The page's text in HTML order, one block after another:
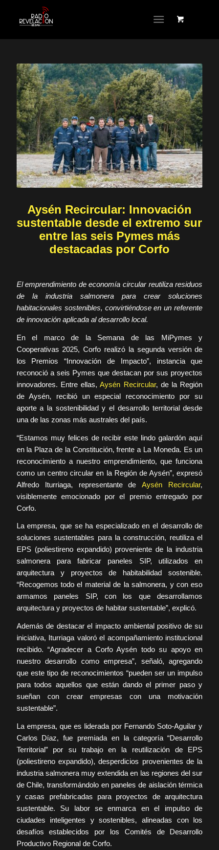
Aysén Recircular: Innovación
sustentable desde el extremo sur
entre las seis Pymes más
destacadas por Corfo
El emprendimiento de economía circular reutiliza residuos
de la industria salmonera para crear soluciones
habitacionales sostenibles, convirtiéndose en un referente
de innovación aplicada al desarrollo local.
En el marco de la Semana de las MiPymes y
Cooperativas 2025, Corfo realizó la segunda versión de
los Premios “Innovación de Impacto”, instancia que
reconoció a seis Pymes que destacan por sus proyectos
innovadores. Entre ellas,Aysén Recircular, de la Región
de Aysén, recibió un especial reconocimiento por su
aporte a la sostenibilidad y el desarrollo territorial desde
una de las zonas más australes del país.
“Estamos muy felices de recibir este lindo galardón aquí
en la Plaza de la Constitución, frente a La Moneda. Es un
reconocimiento a nuestro emprendimiento, que funciona
como un centro circular en la Región de Aysén”, expresó
Alfredo Iturriaga, representante deAysén Recircular,
visiblemente emocionado por el premio entregado por
Corfo.
La empresa, que se ha especializado en el desarrollo de
soluciones sustentables para la construcción, reutiliza el
EPS (poliestireno expandido) proveniente de la industria
salmonera para fabricar paneles SIP, utilizados en
arquitectura y proyectos de habitabilidad sostenible.
“Recogemos todo el material de la salmonera, y con eso
armamos paneles SIP, con los que desarrollamos
arquitectura y proyectos de habitar sustentable”, explicó.
Además de destacar el impacto ambiental positivo de su
iniciativa, Iturriaga valoró el acompañamiento institucional
recibido. “Agradecer a Corfo Aysén todo su apoyo en
nuestro desarrollo como empresa”, señaló, agregando
que este tipo de reconocimientos “pueden ser un impulso
para todos aquellos que están dando el primer paso y
sueñan con crear empresas con una motivación
sustentable”.
La empresa, que es liderada por Fernando Soto-Aguilar y
Carlos Díaz, fue premiada en la categoría “Desarrollo
Territorial” por su trabajo en la reutilización de EPS
(poliestireno expandido), desperdicios provenientes de la
industria salmonera muy extendida en las regiones del sur
de Chile, transformándolo en paneles de aislación térmica
y casas prefabricadas para proyectos de arquitectura
sustentable. Su labor se enmarca en el impulso de
ciudades inteligentes y sostenibles, alineadas con los
desafíos establecidos por los Comités de Desarrollo
Productivo Regional de Corfo.